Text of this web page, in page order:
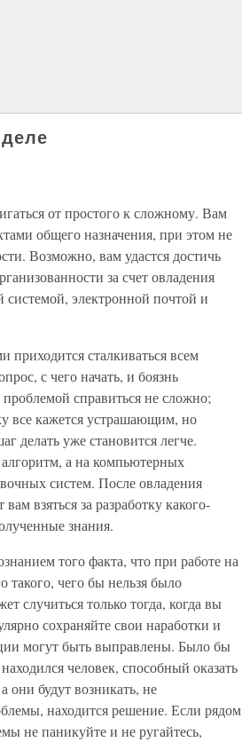
от простого к сложному. Вам
общего назначения, при этом не
Возможно, вам удастся достичь
за счет овладения
электронной почтой и
сталкиваться всем
с чего начать, и боязнь
справиться не сложно;
все кажется устрашающим, но
делать уже становится легче.
а на компьютерных
систем. После овладения
взяться за разработку какого-
знания.
того факта, что при работе на
такого, чего бы нельзя было
случиться только тогда, когда вы
сохраняйте свои наработки и
могут быть выправлены. Было бы
человек, способный оказать
будут возникать, не
находится решение. Если рядом
не паникуйте и не ругайтесь,